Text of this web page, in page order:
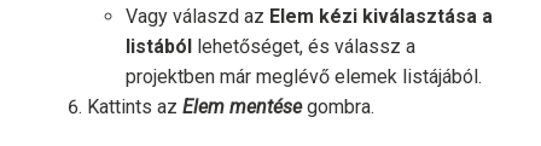
Vagy válaszd az Elem kézi kiválasztása a
listából
lehetőséget, és válassz a
projektben már meglévő elemek listájából.
Kattints az Elem mentésegombra.